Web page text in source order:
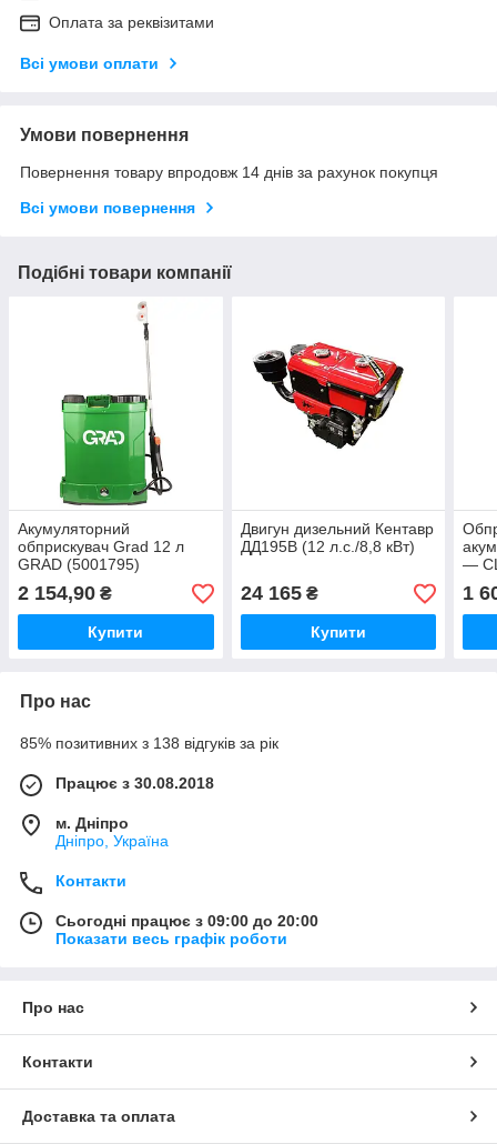
Оплата за реквізитами
Всі умови оплати
Умови повернення
Повернення товару впродовж 14 днів за рахунок покупця
Всі умови повернення
Подібні товари компанії
Акумуляторний
обприскувач Grad 12 л
GRAD (5001795)
2 154,90 ₴
Купити
Двигун дизельний Кентавр
ДД195В (12 л.с./8,8 кВт)
24 165₴
Купити
—
1
Про нас
85% позитивних з 138 відгуків за рік
Працює з 30.08.2018
м. Дніпро
Дніпро, Україна
Контакти
Сьогодні працює з 09:00 до 20:00
Показати весь графік роботи
Про нас
Контакти
Доставка та оплата